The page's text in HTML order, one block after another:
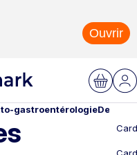
Ouvrir
gastroentérologie